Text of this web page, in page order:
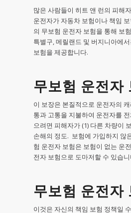
많은 사람들이 히트 앤 런의 피해
운전자가 자동차 보험이나 책임
의 무보험 운전자 보험을 통해 보
특별구, 메릴랜드 및 버지니아에
보험을 제공합니다.
무보험 운전자
이 보장은 본질적으로 운전자의
통과 고통을 지불하여 운전자를
으려면 피해자가 (1) 다른 차량이
손해의 정도. 보험에 가입하지 않
험 운전자 보험은 보험이 없는 운
전자 보험으로 도마저할 수 있습니
무보험 운전자
이것은 자신의 책임 보험 정책일